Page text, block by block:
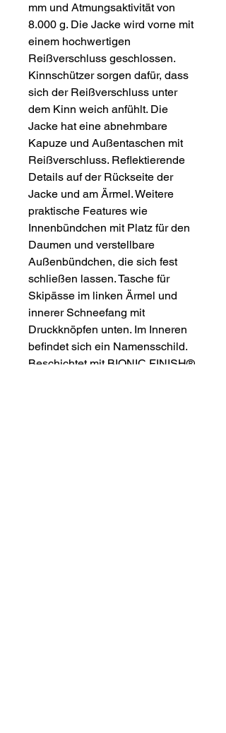
mm und Atmungsaktivität von
8.000 g. Die Jacke wird vorne mit
einem hochwertigen
Reißverschluss geschlossen.
Kinnschützer sorgen dafür, dass
sich der Reißverschluss unter
dem Kinn weich anfühlt. Die
Jacke hat eine abnehmbare
Kapuze und Außentaschen mit
Reißverschluss. Reflektierende
Details auf der Rückseite der
Jacke und am Ärmel. Weitere
praktische Features wie
Innenbündchen mit Platz für den
Daumen und verstellbare
Außenbündchen, die sich fest
schließen lassen. Tasche für
Skipässe im linken Ärmel und
innerer Schneefang mit
Druckknöpfen unten. Im Inneren
befindet sich ein Namensschild.
Beschichtet mit BIONIC FINISH®